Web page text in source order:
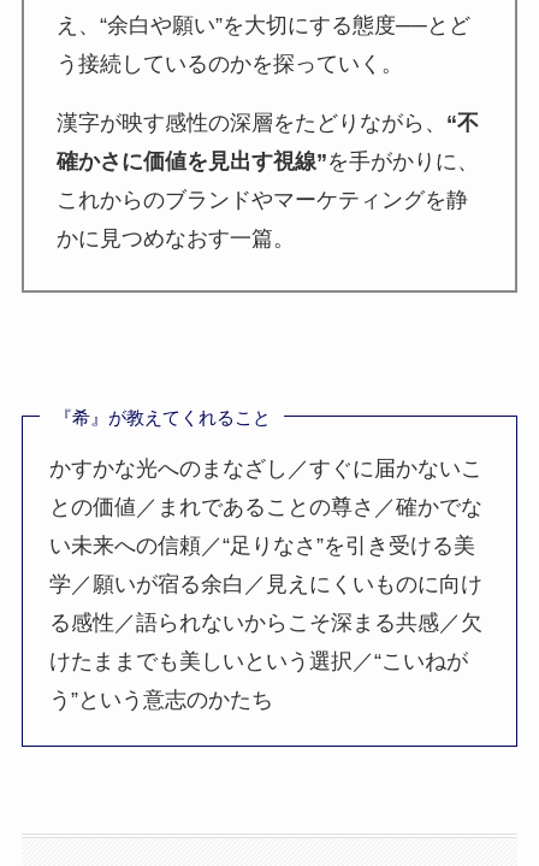
え、“余白や願い”を大切にする態度──とど
う接続しているのかを探っていく。
漢字が映す感性の深層をたどりながら、 “不
確かさに価値を見出す視線”を手がかりに、
これからのブランドやマーケティングを静
かに見つめなおす一篇。
『希』が教えてくれること
かすかな光へのまなざし／すぐに届かないこ
との価値／まれであることの尊さ／確かでな
い未来への信頼／“足りなさ”を引き受ける美
学／願いが宿る余白／見えにくいものに向け
る感性／語られないからこそ深まる共感／欠
けたままでも美しいという選択／“こいねが
う”という意志のかたち